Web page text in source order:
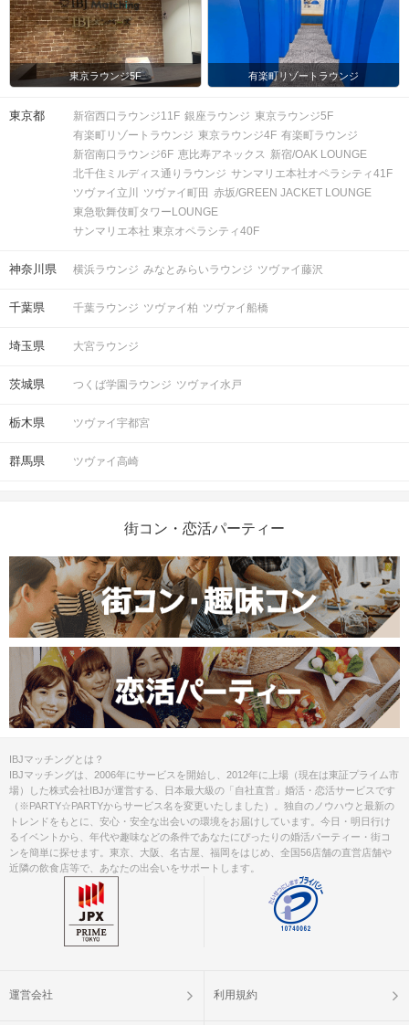
東京ラウンジ5F 有楽町リゾートラウンジ
東京都 新宿西口ラウンジ11F 銀座ラウンジ 東京ラウンジ5F
有楽町リゾートラウンジ 東京ラウンジ4F 有楽町ラウンジ
新宿南口ラウンジ6F 恵比寿アネックス 新宿/OAK LOUNGE
北千住ミルディス通りラウンジ サンマリエ本社オペラシティ41F
ツヴァイ立川
ツヴァイ町田 赤坂/GREEN JACKET LOUNGE
東急歌舞伎町タワーLOUNGE
サンマリエ本社 東京オペラシティ40F
神奈川県 横浜ラウンジ みなとみらいラウンジ ツヴァイ藤沢
千葉県 千葉ラウンジ ツヴァイ柏 ツヴァイ船橋
埼玉県 大宮ラウンジ
茨城県 つくば学園ラウンジ ツヴァイ水戸
栃木県 ツヴァイ宇都宮
群馬県 ツヴァイ高崎
街コン・恋活パーティー
IBJマッチングとは？
IBJマッチングは、2006年にサービスを開始し、2012年に上場（現在は東証プライム市
場）した株式会社IBJが運営する、日本最大級の「自社直営」婚活・恋活サービスです
（※PARTY☆PARTYからサービス名を変更いたしました）。独自のノウハウと最新の
トレンドをもとに、安心・安全な出会いの環境をお届けしています。今日・明日行け
るイベントから、年代や趣味などの条件であなたにぴったりの婚活パーティー・街コ
ンを簡単に探せます。東京、大阪、名古屋、福岡をはじめ、全国56店舗の直営店舗や
近隣の飲食店等で、あなたの出会いをサポートします。
運営会社 利用規約